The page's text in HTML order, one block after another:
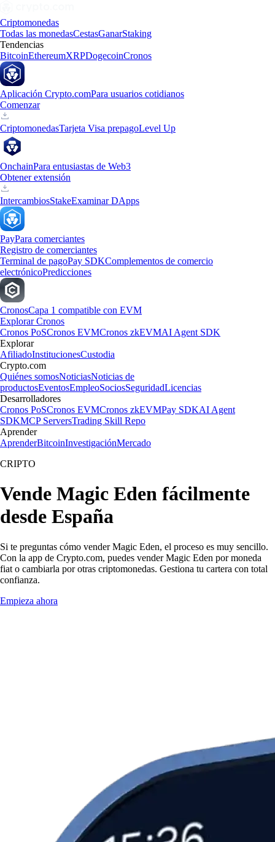
Criptomonedas
Todas las monedasCestasGanarStaking
Tendencias
BitcoinEthereumXRPDogecoinCronos
Aplicación Crypto.comPara usuarios cotidianos
Comenzar
CriptomonedasTarjeta Visa prepagoLevel Up
OnchainPara entusiastas de Web3
Obtener extensión
IntercambiosStakeExaminar DApps
PayPara comerciantes
Registro de comerciantes
Terminal de pagoPay SDKComplementos de comercio
electrónicoPredicciones
CronosCapa 1 compatible con EVM
Explorar Cronos
Cronos PoSCronos EVMCronos zkEVMAI Agent SDK
Explorar
AfiliadoInstitucionesCustodia
Crypto.com
Quiénes somosNoticiasNoticias de
productosEventosEmpleoSociosSeguridadLicencias
Desarrolladores
Cronos PoSCronos EVMCronos zkEVMPay SDKAI Agent
SDKMCP ServersTrading Skill Repo
Aprender
AprenderBitcoinInvestigaciónMercado
CRIPTO
Vende Magic Eden fácilmente
desde España
Si te preguntas cómo vender Magic Eden, el proceso es muy sencillo.
Con la app de Crypto.com, puedes vender Magic Eden por moneda
fiat o cambiarla por otras criptomonedas. Gestiona tu cartera con total
confianza.
Empieza ahora